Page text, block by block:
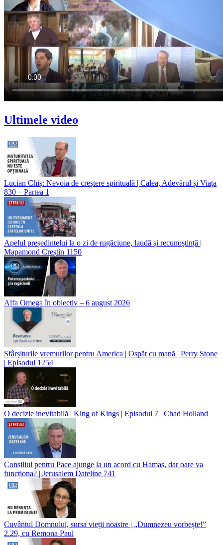
Ultimele video
Lucian Chiș: Nevoia de creștere spirituală | Calea, Adevărul și Viața
830 – Partea 1
Apelul președintelui la o zi de rugăciune, laudă și recunoștință |
Mapamond Creștin 1150
Alfa Omega în obiectiv – 6 august 2026
Sfârșiturile vremurilor pentru America | Ospăț cu mană | Perry Stone
| Episodul 1254
O decizie inevitabilă | King of Kings | Episodul 7 | Chad Holland
Consiliul pentru Pace ajunge la un acord cu Hamas, dar oare va
funcționa? | Jerusalem Dateline 741
Cuvântul Domnului, sursa vieții noastre | „Dumnezeu vorbește!”
2.29, cu Remona Paul